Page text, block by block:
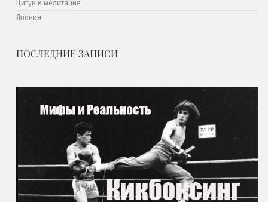
Цигун и медитация
Япония
ПОСЛЕДНИЕ ЗАПИСИ